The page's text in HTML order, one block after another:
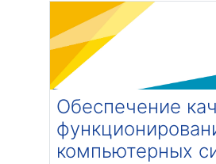
Обеспечение
компьютерных